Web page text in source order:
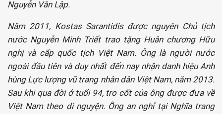
Nguyễn Văn Lập.
Năm 2011, Kostas Sarantidis được nguyên Chủ tịch
nước Nguyễn Minh Triết trao tặng Huân chương Hữu
nghị và cấp quốc tịch Việt Nam. Ông là người nước
ngoài đầu tiên và duy nhất đến nay nhận danh hiệu Anh
hùng Lực lượng vũ trang nhân dân Việt Nam, năm 2013.
Sau khi qua đời ở tuổi 94, tro cốt của ông được đưa về
Việt Nam theo di nguyện. Ông an nghỉ tại Nghĩa trang